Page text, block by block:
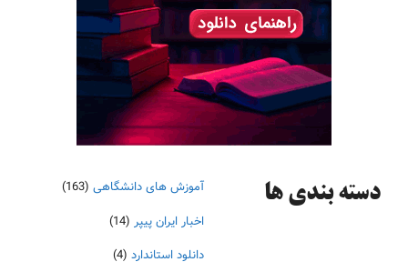
دسته‌ بندی ها آموزش های دانشگاهی (163)
اخبار ایران پیپر (14)
دانلود استاندارد (4)